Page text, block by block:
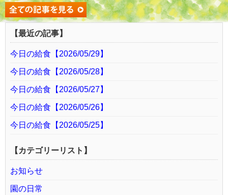
【最近の記事】
今日の給食【2026/05/29】
今日の給食【2026/05/28】
今日の給食【2026/05/27】
今日の給食【2026/05/26】
今日の給食【2026/05/25】
【カテゴリーリスト】
お知らせ
園の日常